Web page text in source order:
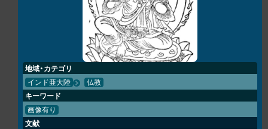
地域・カテゴリ
インド亜大陸 仏教
キーワード
画像有り
文献